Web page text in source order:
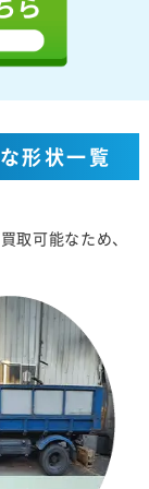
形状一覧
取可能なため、